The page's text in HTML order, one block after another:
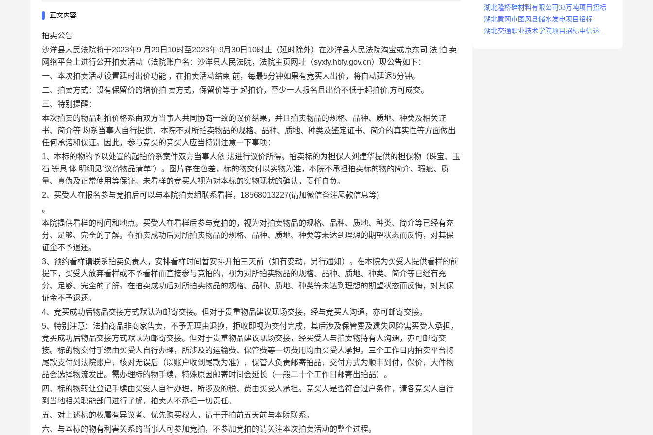
正文内容
拍卖公告
沙洋县人民法院将于2023年9 月 29 日 10时至2023年 9月 30 日 10时止 （延时除外） 在沙洋县人民法院淘宝或京东司 法 拍 卖
网络平台上进行公开拍卖活动（法院账户名： 沙洋县人民法院，法院主页网址（syxfy.hbfy.gov.cn）现公告如下：
一、本次拍卖活动设置延时出价功能 ，在拍卖活动结束 前， 每最5分钟如果有竞买人出价，将自动延迟5分钟。
二、拍卖方式： 设有保留价的增价拍 卖方式， 保留价等于 起拍价，至少一人报名且出价不低于起拍价,方可成交。
三、特别提醒：
本次拍卖的物品起拍价格系由双方当事人共同协商一致的议价结果，并且拍卖物品的规格、品种、质地、种类及相关证
书、简介等 均系当事人自行提供，本院不对所拍卖物品的规格、品种、质地、种类及鉴定证书、简介的真实性等方面做出
任何承诺和保证。因此，参与竞买的竞买人应当特别注意一下事项：
1、本标的物的予以处置的起拍价系案件双方当事人依 法进行议价所得。 拍卖标的为担保人刘建华提供的担保物（珠宝、玉
石 等具 体 明细见“议价物品清单”）。
图片存在色差，标的物交付以实物为准，本院不承担拍卖标的物的简介、瑕疵、质
量、真伪及正常使用等保证。未看样的竞买人视为对本标的实物现状的确认，责任自负。
2、买受人在报名参与竞拍后可以与本院拍卖组联系看样， 18568013227(请加微信备注尾款信息等)
。
本院提供看样的时间和地点。买受人在看样后参与竞拍的，视为对拍卖物品的规格、品种、质地、种类、简介等已经有充
分、足够、完全的了解。在拍卖成功后对所拍卖物品的规格、品种、质地、种类等未达到理想的期望状态而反悔，对其保
证金不予退还。
3、预约看样请联系拍卖负责人，安排看样时间暂安排开拍三天前（如有变动，另行通知）。在本院为买受人提供看样的前
提下，买受人放弃看样或不予看样而直接参与竞拍的，视为对所拍卖物品的规格、品种、质地、种类、简介等已经有充
分、足够、完全的了解。在拍卖成功后对所拍卖物品的规格、品种、质地、种类等未达到理想的期望状态而反悔，对其保
证金不予退还。
4、竞买成功后物品交接方式默认为邮寄交接。但对于贵重物品建议现场交接，经与竞买人沟通，亦可邮寄交接。
5、特别注意：法拍商品非商家售卖，不予无理由退换，拒收即视为交付完成，其后涉及保管费及遗失风险需买受人承担。
竞买成功后物品交接方式默认为邮寄交接。但对于贵重物品建议现场交接，经买受人与拍卖物持有人沟通，亦可邮寄交
接。标的物交付手续由买受人自行办理，所涉及的运输费、保管费等一切费用均由买受人承担。三个工作日内拍卖平台将
尾款支付到法院账户，核对无误后（以账户收到尾款为准），保管人负责邮寄拍品，交付方式为顺丰到付，保价，大件物
品会选择物流发出。需办理标的物手续，特殊原因邮寄时间会延长（一般二十个工作日邮寄出拍品）。
四、标的物转让登记手续由买受人自行办理，所涉及的税、费由买受人承担。 竞买人是否符合过户条件，请各竞买人自行
到当地相关职能部门进行了解，拍卖人不承担一切责任。
五、对上述标的权属有异议者、优先购买权人，请于开拍前五天前与本院联系。
六、 与本标的物有利害关系的当事人可参加竞拍，不参加竞拍的请关注本次拍卖活动的整个过程。
湖北隆桥硅材料有限公司33万吨项目招标
湖北黄冈市团风县储水发电项目招标
湖北交通职业技术学院项目招标中信达咨